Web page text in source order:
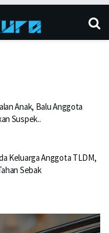
Anak, Balu Anggota
Suspek..
Keluarga Anggota TLDM,
Sebak